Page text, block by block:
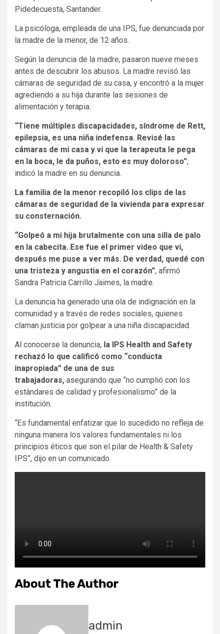
Pidedecuesta, Santander.
La psicóloga, empleada de una IPS, fue denunciada por
la madre de la menor, de 12 años.
Según la denuncia de la madre, pasaron nueve meses
antes de descubrir los abusos. La madre revisó las
cámaras de seguridad de su casa, y encontró a la mujer
agrediendo a su hija durante las sesiones de
alimentación y terapia.
“Tiene múltiples discapacidades, síndrome de Rett,
epilepsia, es una niña indefensa. Revisé las
cámaras de mi casa y vi que la terapeuta le pega
en la boca, le da puños, esto es muy doloroso”,
indicó la madre en su denuncia.
La familia de la menor recopiló los clips de las
cámaras de seguridad de la vivienda para expresar
su consternación.
“Golpeó a mi hija brutalmente con una silla de palo
en la cabecita. Ese fue el primer video que vi,
después me puse a ver más. De verdad, quedé con
una tristeza y angustia en el corazón”, afirmó
Sandra Patricia Carrillo Jaimes, la madre.
La denuncia ha generado una ola de indignación en la
comunidad y a través de redes sociales, quienes
claman justicia por golpear a una niña discapacidad.
Al conocerse la denuncia, la IPS Health and Safety
rechazó lo que calificó como “conducta
inapropiada” de una de sus
trabajadoras, asegurando que “no cumplió con los
estándares de calidad y profesionalismo” de la
institución.
“Es fundamental enfatizar que lo sucedido no refleja de
ninguna manera los valores fundamentales ni los
principios éticos que son el pilar de Health & Safety
IPS”, dijo en un comunicado.
About The Author
admin